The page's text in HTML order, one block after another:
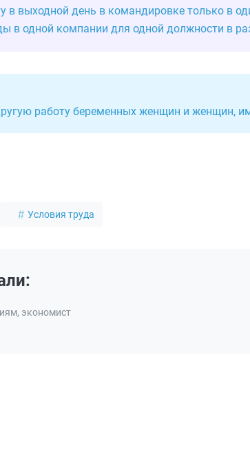
в выходной день в командировке только в
в одной компании для одной должности в
работу беременных женщин и женщин,
Условия труда
экономист